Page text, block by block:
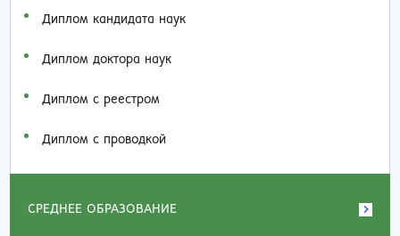
Диплом кандидата наук
Диплом доктора наук
Диплом с реестром
Диплом с проводкой
СРЕДНЕЕ ОБРАЗОВАНИЕ